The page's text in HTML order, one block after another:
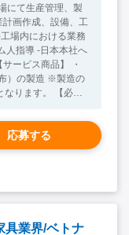
にて生産管理、製
場内における業務
人指導 -日本本社へ
）の製造 ※製造の
す。 【必須
・
ブリ、組込）の知
応募する
具業界/ベトナ